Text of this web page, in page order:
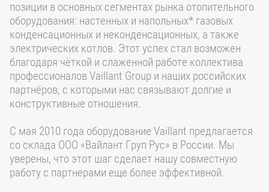
позиции в основных сегментах рынка отопительного
оборудования: настенных и напольных* газовых
конденсационных и неконденсационных, а также
электрических котлов. Этот успех стал возможен
благодаря чёткой и слаженной работе коллектива
профессионалов Vaillant Group и наших российских
партнёров, с которыми нас связывают долгие и
конструктивные отношения.
C мая 2010 года оборудование Vaillant предлагается
со склада ООО «Вайлант Груп Рус» в России. Мы
уверены, что этот шаг сделает нашу совместную
работу с партнерами еще более эффективной.